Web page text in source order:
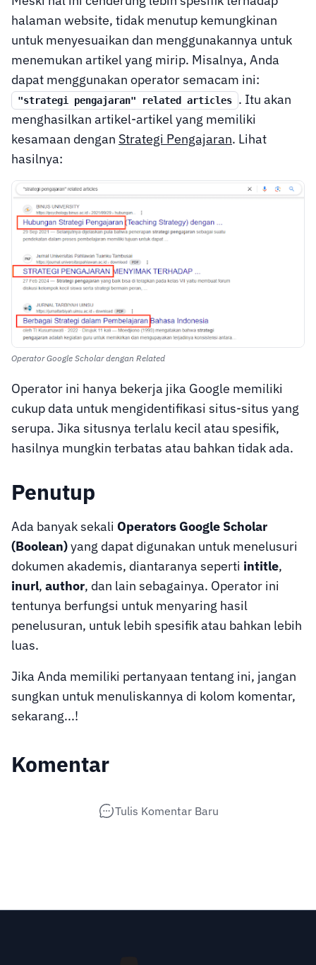
halaman website, tidak menutup kemungkinan
untuk menyesuaikan dan menggunakannya untuk
menemukan artikel yang mirip. Misalnya, Anda
dapat menggunakan operator semacam ini:
"strategi pengajaran" related articles
. Itu akan
menghasilkan artikel-artikel yang memiliki
kesamaan dengan Strategi Pengajaran. Lihat
hasilnya:
Operator Google Scholar dengan Related
Operator ini hanya bekerja jika Google memiliki
cukup data untuk mengidentifikasi situs-situs yang
serupa. Jika situsnya terlalu kecil atau spesifik,
hasilnya mungkin terbatas atau bahkan tidak ada.
Penutup
Ada banyak sekali Operators Google Scholar
(Boolean)yang dapat digunakan untuk menelusuri
dokumen akademis, diantaranya seperti intitle,
inurl, author, dan lain sebagainya. Operator ini
tentunya berfungsi untuk menyaring hasil
penelusuran, untuk lebih spesifik atau bahkan lebih
luas.
Jika Anda memiliki pertanyaan tentang ini, jangan
sungkan untuk menuliskannya di kolom komentar,
sekarang...!
Komentar
Tulis Komentar Baru